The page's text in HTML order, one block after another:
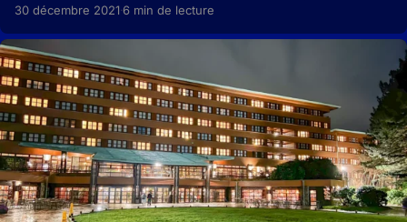
quelques avantages. Toutes les…
30 décembre 2021·6 min de lecture